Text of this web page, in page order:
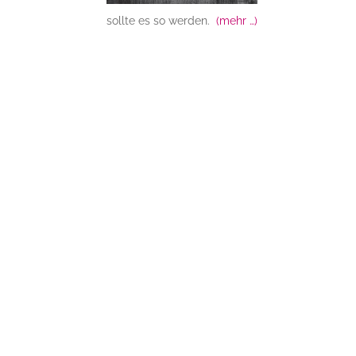
sollte es so werden.(mehr …)